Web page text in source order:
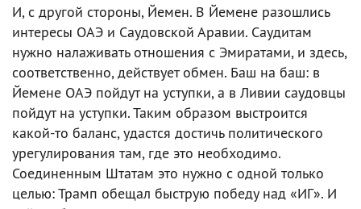
И, с другой стороны, Йемен. В Йемене разошлись
интересы ОАЭ и Саудовской Аравии. Саудитам
нужно налаживать отношения с Эмиратами, и здесь,
соответственно, действует обмен. Баш на баш: в
Йемене ОАЭ пойдут на уступки, а в Ливии саудовцы
пойдут на уступки. Таким образом выстроится
какой-то баланс, удастся достичь политического
урегулирования там, где это необходимо.
Соединенным Штатам это нужно с одной только
целью: Трамп обещал быструю победу над «ИГ». И